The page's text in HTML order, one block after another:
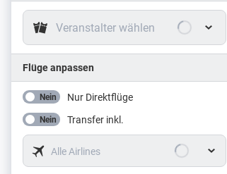
Veranstalter wählen
Flüge anpassen
Nein Nur Direktflüge
Nein Transfer inkl.
Alle Airlines